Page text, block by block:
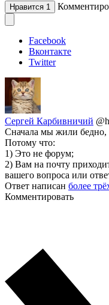
Нравится 1
Facebook
Вконтакте
Twitter
Сергей Карбивничий
Сначала мы жили бедно,
Потому что:
1) Это не форум;
2) Вам на почту
вашего вопроса или
Ответ написан более
Комментировать